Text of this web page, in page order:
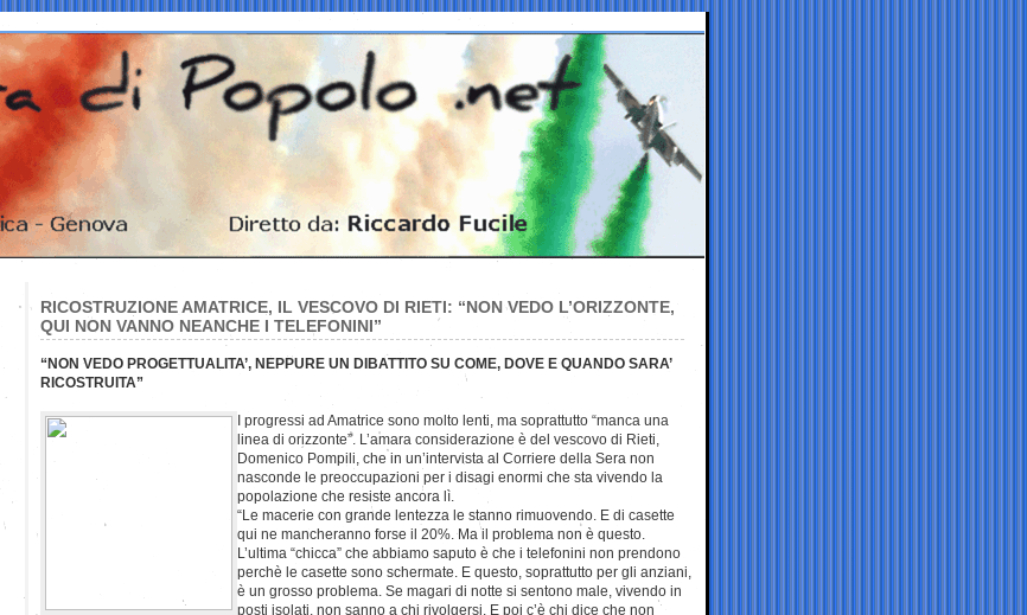
RICOSTRUZIONE AMATRICE, IL VESCOVO DI RIETI: “NON VEDO L’ORIZZONTE,
QUI NON VANNO NEANCHE I TELEFONINI”
“NON VEDO PROGETTUALITA’, NEPPURE UN DIBATTITO SU COME, DOVE E QUANDO SARA’
RICOSTRUITA”
I progressi ad Amatrice sono molto lenti, ma soprattutto “manca una
linea di orizzonte”. L’amara considerazione è del vescovo di Rieti,
Domenico Pompili, che in un’intervista al Corriere della Sera non
nasconde le preoccupazioni per i disagi enormi che sta vivendo la
popolazione che resiste ancora lì.
“Le macerie con grande lentezza le stanno rimuovendo. E di casette
qui ne mancheranno forse il 20%. Ma il problema non è questo.
L’ultima “chicca” che abbiamo saputo è che i telefonini non prendono
perchè le casette sono schermate. E questo, soprattutto per gli anziani,
è un grosso problema. Se magari di notte si sentono male, vivendo in
posti isolati, non sanno a chi rivolgersi. E poi c’è chi dice che non